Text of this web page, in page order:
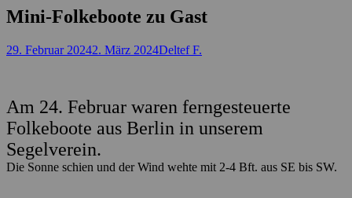
Mini-Folkeboote zu Gast
Posted
29. Februar 20242. März 2024Autor
Deltef F.
Am 24. Februar waren ferngesteuerte
Folkeboote aus Berlin in unserem
Segelverein.
Die Sonne schien und der Wind wehte mit 2-4 Bft. aus SE bis SW.